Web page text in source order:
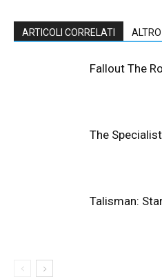
ARTICOLI CORRELATI
Fallout The
The
Talisman: